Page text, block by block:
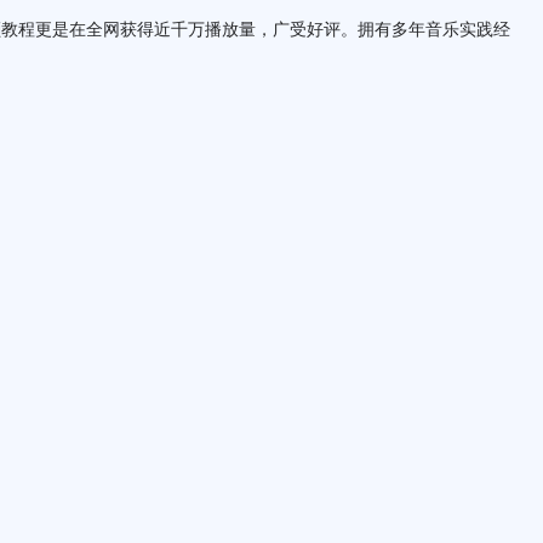
程更是在全网获得近千万播放量，广受好评。拥有多年音乐实践经